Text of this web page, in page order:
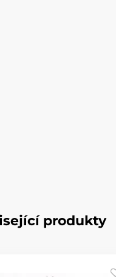
produkty